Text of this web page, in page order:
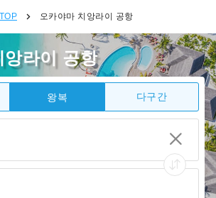
오카야마 치앙라이 공항
라이 공항
왕복 다구간